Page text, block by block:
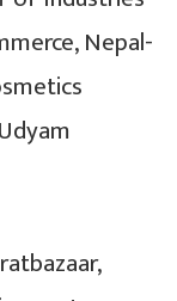
Nepal-